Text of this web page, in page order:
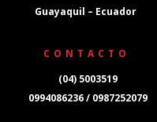
Guayaquil – Ecuador
CONTACTO
(04) 5003519
0994086236 / 0987252079